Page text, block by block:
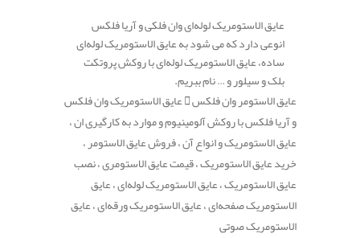
عایق الاستومریک لوله‌ای وان فلکی و آریا فلکس
انوعی دارد که می شود به عایق الاستومریک لوله‌ای
ساده، عایق الاستومریک لوله‌ای با روکش پروتکت
بلک و سیلور و … نام ببریم.
عایق الاستومر وان فلکس عایق الاستومریک وان فلکس
و آریا فلکس با روکش آلومینیوم و موارد به کارگیری ان ،
عایق الاستومریک و انواع آن ، فروش عایق الاستومر ،
خرید عایق الاستومریک ، قیمت عایق الاستومری ، نصب
عایق الاستومریک ، عایق الاستومریک لوله‌ای ، عایق
الاستومریک صفحه‌ای ، عایق الاستومریک ورقه‌ای ، عایق
الاستومریک صوتی